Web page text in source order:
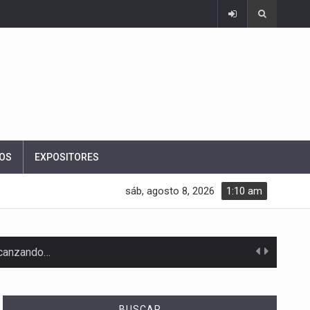
EXPOSITORES
1:10 am
sáb, agosto 8, 2026